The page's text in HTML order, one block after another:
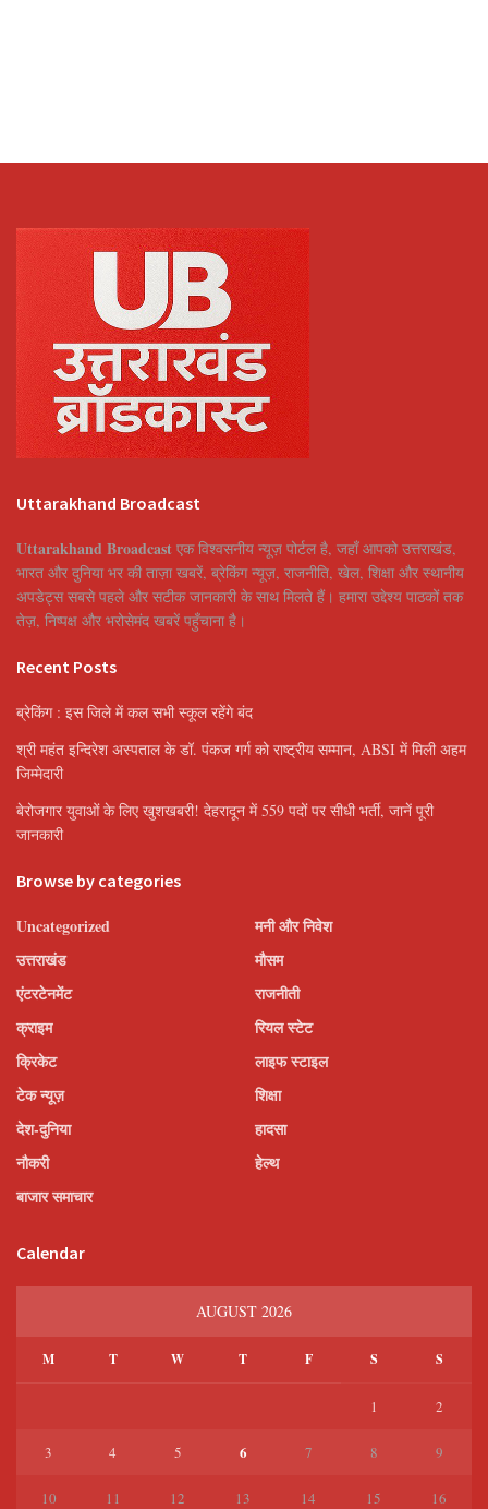
Uttarakhand Broadcast
Uttarakhand Broadcast एक विश्वसनीय न्यूज़ पोर्टल है, जहाँ आपको उत्तराखंड,
भारत और दुनिया भर की ताज़ा खबरें, ब्रेकिंग न्यूज़, राजनीति, खेल, शिक्षा और स्थानीय
अपडेट्स सबसे पहले और सटीक जानकारी के साथ मिलते हैं। हमारा उद्देश्य पाठकों तक
तेज़, निष्पक्ष और भरोसेमंद खबरें पहुँचाना है।
Recent Posts
ब्रेकिंग : इस जिले में कल सभी स्कूल रहेंगे बंद
श्री महंत इन्दिरेश अस्पताल के डॉ. पंकज गर्ग को राष्ट्रीय सम्मान, ABSI में मिली अहम
जिम्मेदारी
बेरोजगार युवाओं के लिए खुशखबरी! देहरादून में 559 पदों पर सीधी भर्ती, जानें पूरी
जानकारी
Browse by categories
Uncategorized
उत्तराखंड
एंटरटेनमेंट
क्राइम
क्रिकेट
टेक न्यूज़
देश-दुनिया
नौकरी
बाजार समाचार
मनी और निवेश
मौसम
राजनीती
रियल स्टेट
लाइफ स्टाइल
शिक्षा
हादसा
हेल्थ
Calendar
AUGUST 2026
M T W T F S S
1 2
3 4 5 6 7 8 9
10 11 12 13 14 15 16